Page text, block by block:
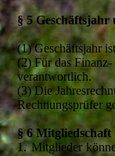
§ 5 Geschäftsjahr
(1) Geschäftsjahr
(2) Für das
verantwortlich.
(3) Die
Rechnungsprüfer
§ 6 Mitgliedschaft
1. Mitglieder